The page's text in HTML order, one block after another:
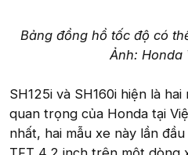
Bảng đồng hồ tốc độ có
Ảnh: Honda
SH125i và SH160i hiện là
quan trọng của Honda tại
nhất, hai mẫu xe này lần